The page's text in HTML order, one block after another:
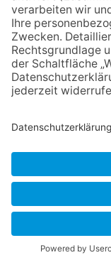
06.08.2026
30.07.2026